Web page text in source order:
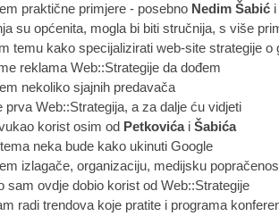
praktične primjere - posebno Nedim Šabići
su općenita, mogla bi biti stručnija, s više
temu kako specijalizirati web-site strategije o
reklama Web::Strategije da dođem
nekoliko sjajnih predavača
prva Web::Strategija, a za dalje ću vidjeti
korist osim od Petkovićai Šabića
neka bude kako ukinuti Google
izlagače, organizaciju, medijsku
sam ovdje dobio korist od Web::Strategije
radi trendova koje pratite i programa